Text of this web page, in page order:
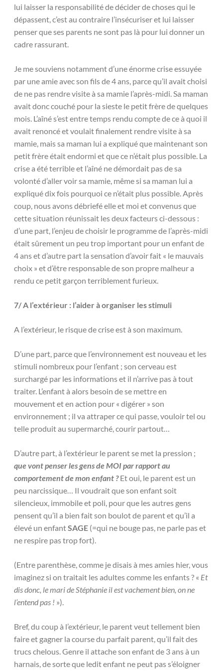
lui laisser la responsabilité de décider de choses qui le
dépassent, c’est au contraire l’insécuriser et lui laisser
penser que ses parents ne sont pas là pour lui donner un
cadre rassurant.
Je me souviens notamment d’une énorme crise essuyée
par une amie avec son fils de 4 ans, parce qu’il avait choisi
de ne pas rendre visite à sa mamie l’après-midi. Sa maman
avait donc couché pour la sieste le petit frère de quelques
mois. L’aîné s’est entre temps rendu compte de ce à quoi il
avait renoncé et voulait finalement rendre visite à sa
mamie, mais sa maman lui a expliqué que maintenant son
petit frère était endormi et que ce n’était plus possible. La
crise a été terrible et l’aîné ne démordait pas de sa
volonté d’aller voir sa mamie, même si sa maman lui a
expliqué dix fois pourquoi ce n’était plus possible. Après
coup, nous avons débriefé elle et moi et convenus que
cette situation réunissait les deux facteurs ci-dessous :
d’une part, l’enjeu de choisir le programme de l’après-midi
était sûrement un peu trop important pour un enfant de
4 ans et d’autre part la sensation d’avoir fait « le mauvais
choix » et d’être responsable de son propre malheur a
rendu ce petit garçon terriblement furieux.
7/ A l’extérieur : l’aider à organiser les stimuli
A l’extérieur, le risque de crise est à son maximum.
D’une part, parce que l’environnement est nouveau et les
stimuli nombreux pour l’enfant ; son cerveau est
surchargé par les informations et il n’arrive pas à tout
traiter. L’enfant à alors besoin de se mettre en
mouvement et en action pour « digérer » son
environnement ; il va attraper ce qui passe, vouloir tel ou
telle produit au supermarché, courir partout…
D’autre part, à l’extérieur le parent se met la pression ;
que vont penser les gens de MOI par rapport au
comportement de mon enfant ?Et oui, le parent est un
peu narcissique… Il voudrait que son enfant soit
silencieux, immobile et poli, pour que les autres gens
pensent qu’il a bien fait son boulot de parent et qu’il a
élevé un enfantSAGE (=qui ne bouge pas, ne parle pas et
ne respire pas trop fort).
(Entre parenthèse, comme je disais à mes amies hier, vous
imaginez si on traitait les adultes comme les enfants ? « Et
dis donc, le mari de Stéphanie il est vachement bien, on ne
l’entend pas ! »).
Bref, du coup à l’extérieur, le parent veut tellement bien
faire et gagner la course du parfait parent, qu’il fait des
trucs chelous. Genre il attache son enfant de 3 ans à un
harnais, de sorte que ledit enfant ne peut pas s’éloigner